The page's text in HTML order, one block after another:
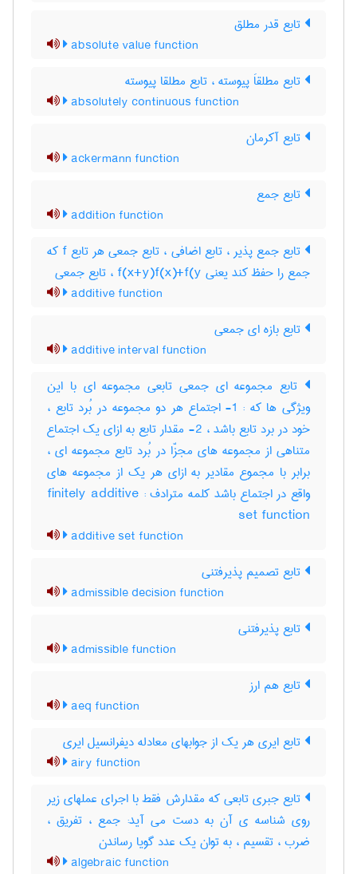
تابع قدر مطلق
absolute value function
تابع مطلقاَ پیوسته ، تابع مطلقا پیوسته
absolutely continuous function
تابع آکرمان
ackermann function
تابع جمع
addition function
تابع جمع پذیر ، تابع اضافی ، تابع جمعی هر تابع f که
جمع را حفظ کند یعنی f(x+y)f(x)+f(y ، تابع جمعی
additive function
تابع بازه ای جمعی
additive interval function
تابع مجموعه ای جمعی تابعی مجموعه ای با این
ویژگی ها که : 1- اجتماع هر دو مجموعه در بُرد تابع ،
خود در برد تابع باشد ، 2- مقدار تابع به ازای یک اجتماع
متناهی از مجموعه های مجزّا در بُرد تابع مجموعه ای ،
برابر با مجموع مقادیر به ازای هر یک از مجموعه های
واقع در اجتماع باشد کلمه مترادف : finitely additive
set function
additive set function
تابع تصمیم پذیرفتنی
admissible decision function
تابع پذیرفتنی
admissible function
تابع هم ارز
aeq function
تابع ایری هر یک از جوابهای معادله دیفرانسیل ایری
airy function
تابع جبری تابعی که مقدارش فقط با اجرای عملهای زیر
روی شناسه ی آن به دست می آید: جمع ، تفریق ،
ضرب ، تقسیم ، به توان یک عدد گویا رساندن
algebraic function